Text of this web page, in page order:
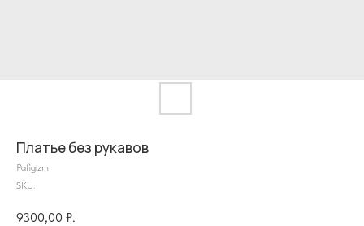
Платье без рукавов
Pafigizm
SKU:
9300,00 ₽.